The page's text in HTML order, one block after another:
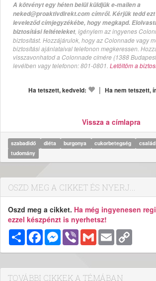
A kötvényt egy héten belül küldjük e-mailen a
neked@proaktivdirekt.com címről. Kérjük tedd
leveleződ címjegyzékébe, hogy megkapd.
biztosítási feltételeket, igénylem az ingyenes
biztosítást. Hozzájárulok, hogy az Colonnade vagy
biztosítási ajánlataival telefonon megkeressen.
visszavonhatod a Colonnade címére (1388
levélben vagy telefonon: 801-0801. Letöltöm a
Ha tetszett, kedveld: | Ha nem tetszett,
Vissza a címlapra
szabadidő diéta burgonya cukorbetegség család
tudomány
OSZD MEG A CIKKET ÉS NYERJ...
Oszd meg a cikket. Ha még ingyenesen
ezzel készpénzt is nyerhetsz!
MegosztásFacebookMessenger
Viber Gmail Email
TOVÁBBI CIKKEK A TÉMÁBAN